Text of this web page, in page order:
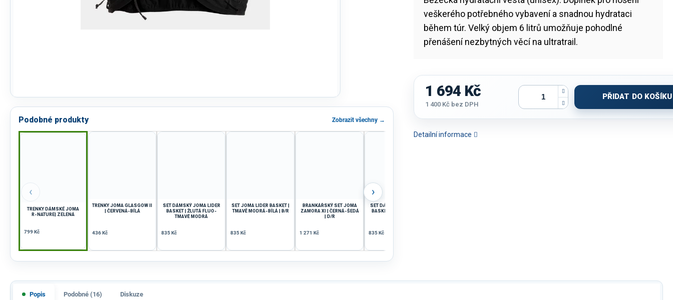
Podobné produkty Zobrazit všechny →
‹
TRENKY DÁMSKÉ JOMA
R-NATURE| ZELENÁ
799 Kč
TRENKY JOMA GLASGOW II
| ČERVENÁ-BÍLÁ
436 Kč
SET DÁMSKÝ JOMA LIDER
BASKET | ŽLUTÁ FLUO-
TMAVĚ MODRÁ
835 Kč
SET JOMA LIDER BASKET |
TMAVĚ MODRÁ-BÍLÁ | B/R
835 Kč
BRANKÁŘSKÝ SET JOMA
ZAMORA XI | ČERNÁ-ŠEDÁ
| D/R
1 271 Kč
SET DÁMSKÝ JOMA LIDER
BASKET | BÍLÁ-ČERVENÁ
835 Kč
›
veškerého potřebného vybavení a snadnou hydrataci
během túr. Velký objem 6 litrů umožňuje pohodlné
přenášení nezbytných věcí na ultratrail.
Detailní informace
1 694 Kč
1 400 Kč bez DPH
PŘIDAT DO KOŠÍKU
Popis Podobné (16) Diskuze